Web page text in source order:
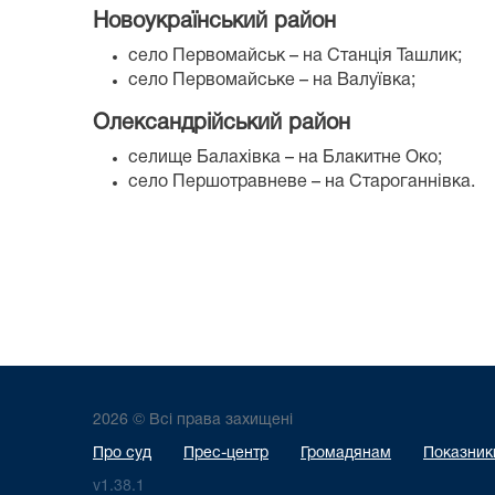
Новоукраїнський район
село Первомайськ – на Станція Ташлик;
село Первомайське – на Валуївка;
Олександрійський район
селище Балахівка – на Блакитне Око;
село Першотравневе – на Староганнівка.
2026 © Всі права захищені
Про суд Прес-центр Громадянам
v1.38.1